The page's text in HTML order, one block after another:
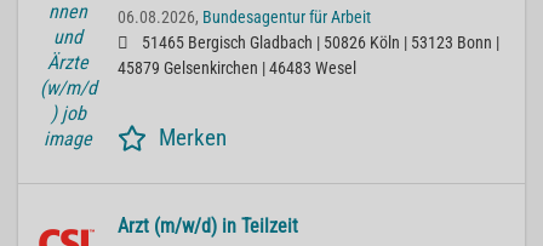
06.08.2026, Bundesagentur für Arbeit
51465 Bergisch Gladbach | 50826 Köln | 53123 Bonn |
45879 Gelsenkirchen | 46483 Wesel
Merken
Arzt (m/w/d) in Teilzeit